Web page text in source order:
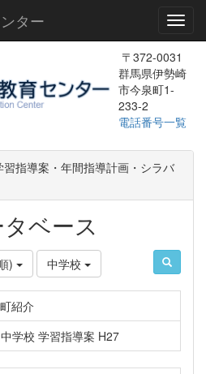
ター
〒372-0031
群馬県伊勢崎
市今泉町1-
233-2
電話番号一覧
指導案・年間指導計画・シラバ
ベース
) 中学校
紹介
学校 学習指導案 H27